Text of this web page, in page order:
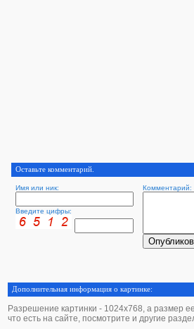
Оставьте комментарий.
Имя или ник: Комментарий:
Введите цифры:
Дополнительная информация о картинке:
Разрешение картинки - 1024х768, а размер
что есть на сайте, посмотрите и другие